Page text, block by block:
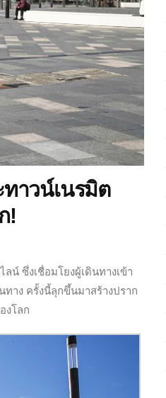
าวน์เนรมิต
!
น์ ซึ่งเชื่อมโยงผู้เดินทางเข้า
าง ครั้งนี้ลุกขึ้นมาสร้างปราก
งโลก